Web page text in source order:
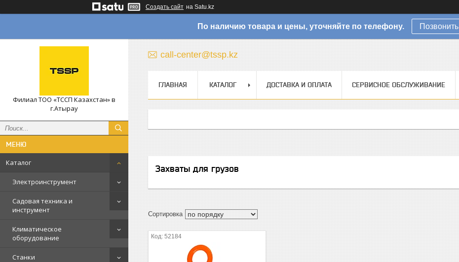
Создать сайт на Satu.kz
По наличию товара и цены, уточняйте по телефону. Позвонить
Филиал ТОО «ТССП Казахстан» в
г.Атырау
Каталог
Электроинструмент
Садовая техника и
инструмент
Климатическое
оборудование
Станки
call-center@tssp.kz
ГЛАВНАЯ КАТАЛОГ ДОСТАВКА И ОПЛАТА СЕРВИСНОЕ ОБСЛУЖИВАНИЕ
Захваты для грузов
52184